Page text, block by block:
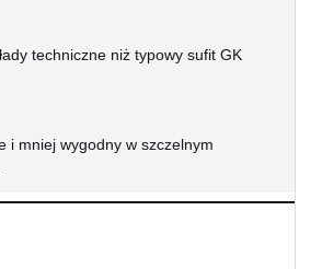
techniczne niż typowy sufit GK
i mniej wygodny w szczelnym